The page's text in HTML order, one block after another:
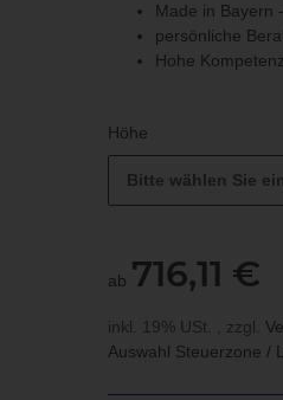
Made in Bayern
persönliche
Hohe
Höhe
Bitte wählen Sie
ab 716,11 €
inkl. 19% USt. , zzgl.
Auswahl Steuerzone /